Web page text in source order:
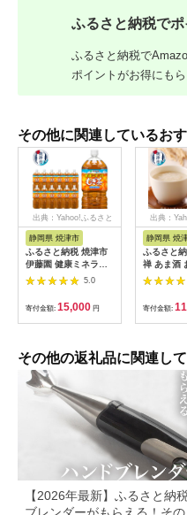
ふるさと納税でポ
ふるさと納税で
ポイントがお得にも
その他に関連しているお
出典：Yahoo!ふるさと
静岡県 焼津市
ふるさと納税 焼津市
伊藤園 健康ミネラル
むぎ茶 2L×6本×2ケー
5.0
寄付金額: 15,000 円
出典：
静岡県 焼
ふるさと
禅 あま酒
甘さ
寄付金額:
その他の返礼品に関連し
【2026年最新】ふるさと納